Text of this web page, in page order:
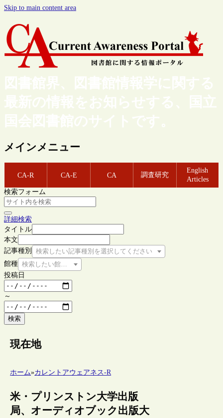
Skip to main content area
図書館界、図書館情報学に関する
最新の情報をお知らせする、国立
国会図書館のサイトです。
メインメニュー
CA-R CA-E CA 調査研究
English
Articles
検索フォーム
詳細検索
タイトル
本文
記事種別
検索したい記事種別を選択してください
館種 検索したい館種を選択してください
投稿日
～
検索
現在地
ホーム»カレントアウェアネス-R
米・プリンストン大学出版
局、オーディオブック出版大